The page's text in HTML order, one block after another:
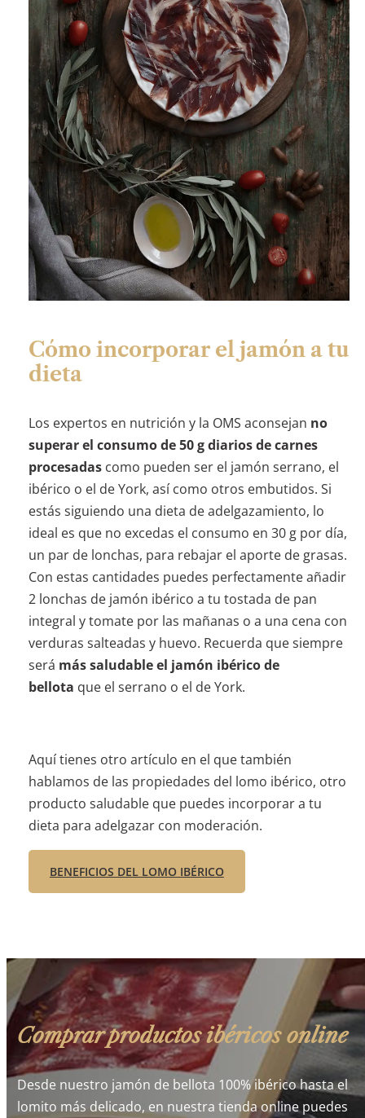
Cómo incorporar el jamón a tu
dieta
Los expertos en nutrición y la OMS aconsejan no
superar el consumo de 50 g diarios de carnes
procesadascomo pueden ser el jamón serrano, el
ibérico o el de York, así como otros embutidos. Si
estás siguiendo una dieta de adelgazamiento, lo
ideal es que no excedas el consumo en 30 g por día,
un par de lonchas, para rebajar el aporte de grasas.
Con estas cantidades puedes perfectamente añadir
2 lonchas de jamón ibérico a tu tostada de pan
integral y tomate por las mañanas o a una cena con
verduras salteadas y huevo. Recuerda que siempre
será más saludable el jamón ibérico de
bellota que el serrano o el de York.
Aquí tienes otro artículo en el que también
hablamos de las propiedades del lomo ibérico, otro
producto saludable que puedes incorporar a tu
dieta para adelgazar con moderación.
BENEFICIOS DEL LOMO IBÉRICO
Comprar productos ibéricos online
Desde nuestro jamón de bellota 100% ibérico hasta el
lomito más delicado, en nuestra tienda online puedes